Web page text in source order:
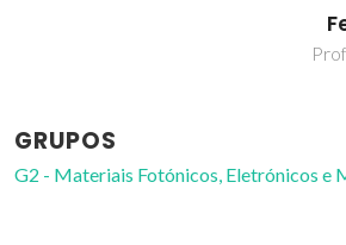
GRUPOS
G2 - Materiais Fotónicos, Eletrónicos e